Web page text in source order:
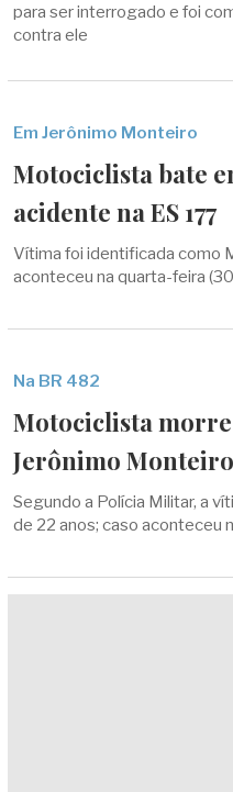
para ser interrogado e foi
contra ele
Em Jerônimo Monteiro
Motociclista bate
acidente na ES 177
Vítima foi identificada como
aconteceu na quarta-feira
Na BR 482
Motociclista
Jerônimo Monteiro
Segundo a Polícia Militar, a
de 22 anos; caso aconteceu